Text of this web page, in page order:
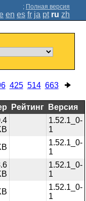
; Полная версия
en es fr ja pt ru zh
425 514 663
Рейтинг Версия
1.52.1_0-
1
1.52.1_0-
1
1.52.1_0-
1
1.52.1_0-
1